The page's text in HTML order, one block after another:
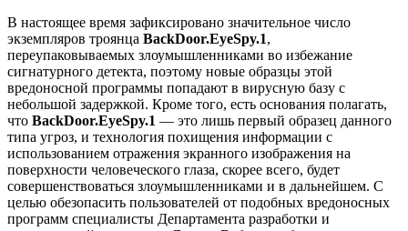
В настоящее время зафиксировано значительное число
экземпляров троянца BackDoor.EyeSpy.1,
переупаковываемых злоумышленниками во избежание
сигнатурного детекта, поэтому новые образцы этой
вредоносной программы попадают в вирусную базу с
небольшой задержкой. Кроме того, есть основания полагать,
что BackDoor.EyeSpy.1 — это лишь первый образец данного
типа угроз, и технология похищения информации с
использованием отражения экранного изображения на
поверхности человеческого глаза, скорее всего, будет
совершенствоваться злоумышленниками и в дальнейшем. С
целью обезопасить пользователей от подобных вредоносных
программ специалисты Департамента разработки и